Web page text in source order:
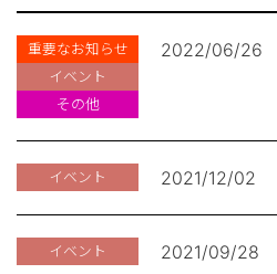
重要なお知らせ
イベント
その他
2022/06/26
イベント 2021/12/02
イベント 2021/09/28